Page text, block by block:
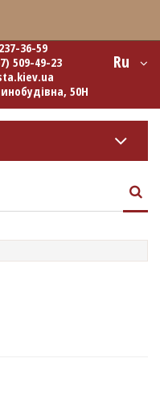
Ru
36-59
509-49-23
50Н